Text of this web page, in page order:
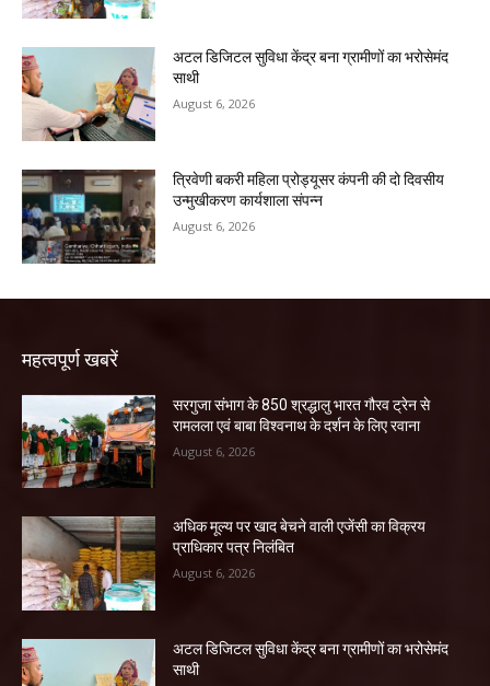
अटल डिजिटल सुविधा केंद्र बना ग्रामीणों का भरोसेमंद
साथी
August 6, 2026
त्रिवेणी बकरी महिला प्रोड्यूसर कंपनी की दो दिवसीय
उन्मुखीकरण कार्यशाला संपन्न
August 6, 2026
महत्वपूर्ण खबरें
सरगुजा संभाग के 850 श्रद्धालु भारत गौरव ट्रेन से
रामलला एवं बाबा विश्वनाथ के दर्शन के लिए रवाना
August 6, 2026
अधिक मूल्य पर खाद बेचने वाली एजेंसी का विक्रय
प्राधिकार पत्र निलंबित
August 6, 2026
अटल डिजिटल सुविधा केंद्र बना ग्रामीणों का भरोसेमंद
साथी